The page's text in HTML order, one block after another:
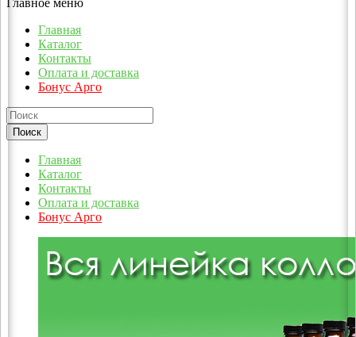
Главное меню
Главная
Каталог
Контакты
Оплата и доставка
Бонус Арго
Главная
Каталог
Контакты
Оплата и доставка
Бонус Арго